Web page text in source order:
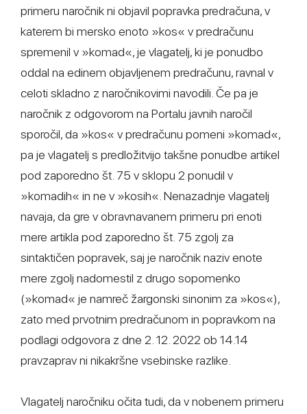
primeru naročnik ni objavil popravka predračuna, v
katerem bi mersko enoto »kos« v predračunu
spremenil v »komad«, je vlagatelj, ki je ponudbo
oddal na edinem objavljenem predračunu, ravnal v
celoti skladno z naročnikovimi navodili. Če pa je
naročnik z odgovorom na Portalu javnih naročil
sporočil, da »kos« v predračunu pomeni »komad«,
pa je vlagatelj s predložitvijo takšne ponudbe artikel
pod zaporedno št. 75 v sklopu 2 ponudil v
»komadih« in ne v »kosih«. Nenazadnje vlagatelj
navaja, da gre v obravnavanem primeru pri enoti
mere artikla pod zaporedno št. 75 zgolj za
sintaktičen popravek, saj je naročnik naziv enote
mere zgolj nadomestil z drugo sopomenko
(»komad« je namreč žargonski sinonim za »kos«),
zato med prvotnim predračunom in popravkom na
podlagi odgovora z dne 2. 12. 2022 ob 14.14
pravzaprav ni nikakršne vsebinske razlike.
Vlagatelj naročniku očita tudi, da v nobenem primeru